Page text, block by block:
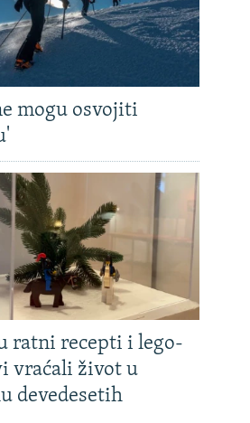
mogu osvojiti
ratni recepti i lego-
vraćali život u
devedesetih